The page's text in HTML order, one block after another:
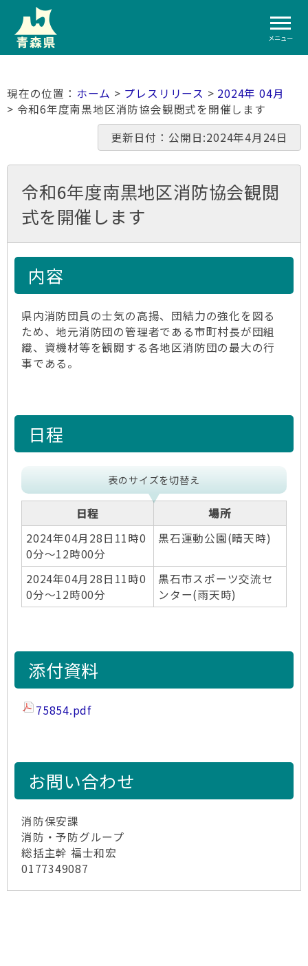
メニュー
ホーム > プレスリリース > 2024年 04月
> 令和6年度南黒地区消防協会観閲式を開催します
更新日付：公開日:2024年4月24日
令和6年度南黒地区消防協会観閲
式を開催します
内容
県内消防団員の士気の高揚、団結力の強化を図る
ため、地元消防団の管理者である市町村長が団組
織、資機材等を観閲する各地区消防団の最大の行
事である。
日程
表のサイズを切替え
日程
場所
2024年04月28日11時0
0分～12時00分
黒石運動公園(晴天時)
2024年04月28日11時0
0分～12時00分
黒石市スポーツ交流セ
ンター(雨天時)
添付資料
75854.pdf
お問い合わせ
消防保安課
消防・予防グループ
総括主幹 福士和宏
0177349087